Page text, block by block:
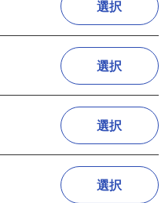
選択
選択
選択
選択